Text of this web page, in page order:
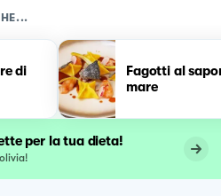
di
Fagotti al
mare
per la tua dieta!